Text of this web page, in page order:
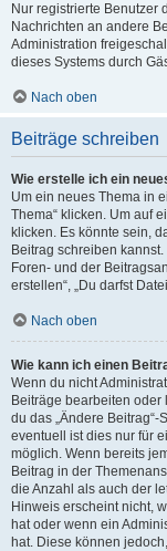
Nur registrierte Benutzer
Nachrichten an andere
Administration
dieses Systems durch
Nach oben
Beiträge schreiben
Wie erstelle ich ein
Um ein neues Thema in
Thema“ klicken. Um auf
klicken. Es könnte sein,
Beitrag schreiben
Foren- und der
erstellen“, „Du darfst
Nach oben
Wie kann ich einen
Wenn du nicht
Beiträge bearbeiten
du das „Ändere
eventuell ist dies nur für
möglich. Wenn bereits
Beitrag in der
die Anzahl als auch der
Hinweis erscheint nicht,
hat oder wenn ein
hat. Diese können